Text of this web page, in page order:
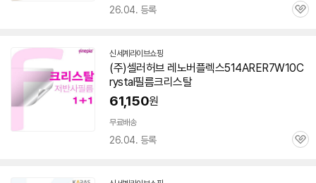
26.04. 등록
관
신세계라이브쇼핑
(주)셀러허브 레노버플렉스514ARER7W10C
rystal필름크리스탈
61,150원
무료배송
26.04. 등록
관